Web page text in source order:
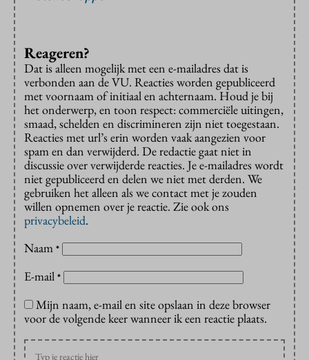
Reageren?
Dat is alleen mogelijk met een e-mailadres dat is
verbonden aan de VU. Reacties worden gepubliceerd
met voornaam of initiaal en achternaam. Houd je bij
het onderwerp, en toon respect: commerciële uitingen,
smaad, schelden en discrimineren zijn niet toegestaan.
Reacties met url’s erin worden vaak aangezien voor
spam en dan verwijderd. De redactie gaat niet in
discussie over verwijderde reacties. Je e-mailadres wordt
niet gepubliceerd en delen we niet met derden. We
gebruiken het alleen als we contact met je zouden
willen opnemen over je reactie. Zie ook ons
privacybeleid.
Naam *
E-mail *
Mijn naam, e-mail en site opslaan in deze browser
voor de volgende keer wanneer ik een reactie plaats.